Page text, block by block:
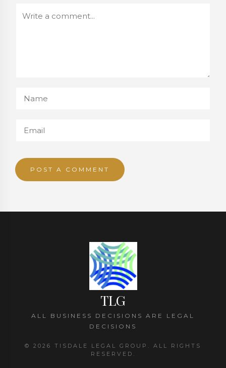
TLG
ALL BUSINESS DECISIONS ARE LEGAL
DECISIONS
© 2026 TISDALE LEGAL GROUP. ALL RIGHTS
RESERVED.